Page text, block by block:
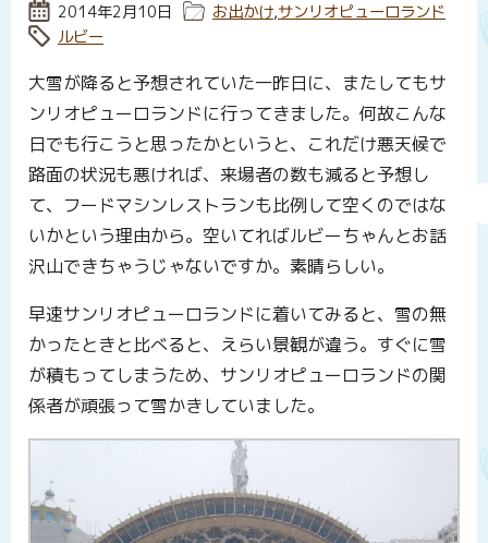
投稿日:
2014年2月10日 カテゴリー:
お出かけ,サンリオピューロランド
タグ:
ルビー
大雪が降ると予想されていた一昨日に、またしてもサ
ンリオピューロランドに行ってきました。何故こんな
日でも行こうと思ったかというと、これだけ悪天候で
路面の状況も悪ければ、来場者の数も減ると予想し
て、フードマシンレストランも比例して空くのではな
いかという理由から。空いてればルビーちゃんとお話
沢山できちゃうじゃないですか。素晴らしい。
早速サンリオピューロランドに着いてみると、雪の無
かったときと比べると、えらい景観が違う。すぐに雪
が積もってしまうため、サンリオピューロランドの関
係者が頑張って雪かきしていました。